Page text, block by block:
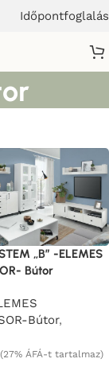
Időpontfoglalás
„B” -ELEMES
Bútor
Bútor,
(27% ÁFÁ-t tartalmaz)